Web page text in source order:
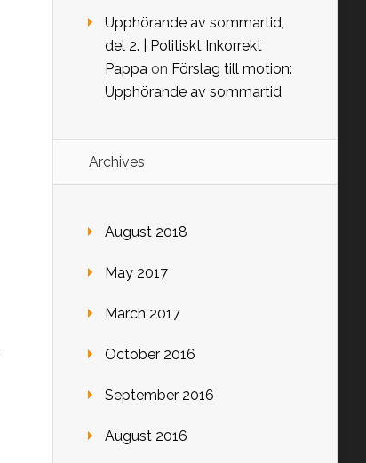
Upphörande av sommartid,
del 2. | Politiskt Inkorrekt
Pappa on Förslag till motion:
Upphörande av sommartid
Archives
August 2018
May 2017
March 2017
October 2016
September 2016
August 2016